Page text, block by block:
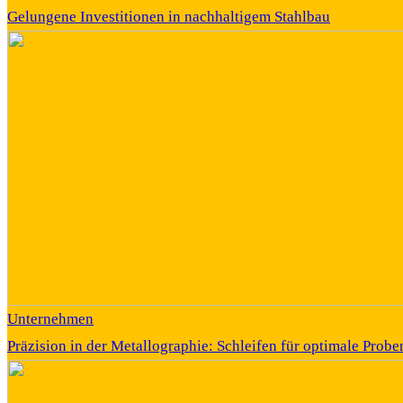
Gelungene Investitionen in nachhaltigem Stahlbau
Unternehmen
Präzision in der Metallographie: Schleifen für optimale